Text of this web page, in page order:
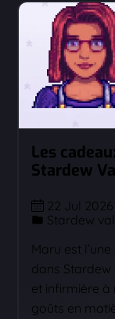
Les
Stardew
22 Jul 2026
Stardew
Maru est
dans Stardew
et infirmière à
goûts en